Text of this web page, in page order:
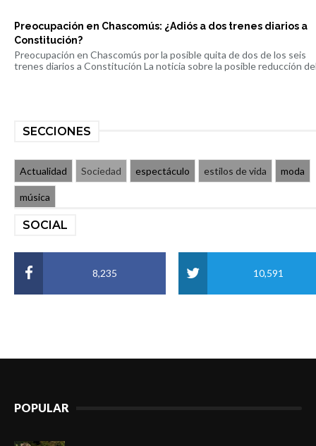
Preocupación en Chascomús: ¿Adiós a dos trenes diarios a
Constitución?
Preocupación en Chascomús por la posible quita de dos de los seis
trenes diarios a Constitución La noticia sobre la posible reducción
SECCIONES
Actualidad Sociedad espectáculo estilos de vida moda
música
SOCIAL
8,235 10,591
POPULAR